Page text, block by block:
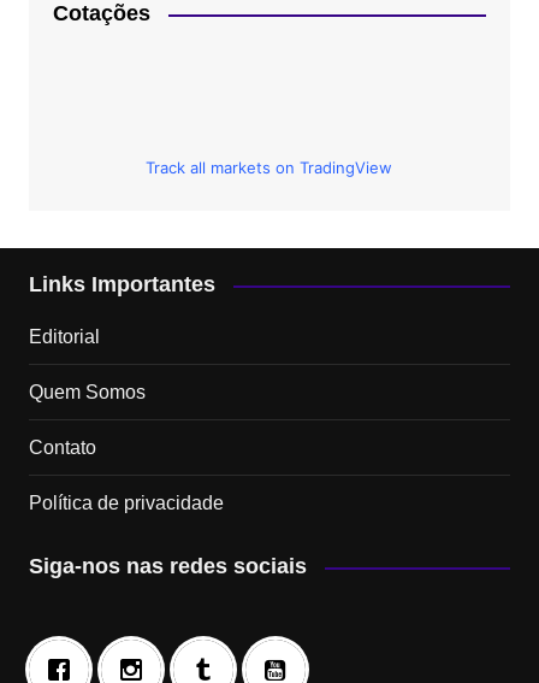
Cotações
Track all markets on TradingView
Links Importantes
Editorial
Quem Somos
Contato
Política de privacidade
Siga-nos nas redes sociais